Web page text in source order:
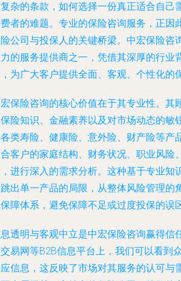
杂的条款，如何选择一份真正适合自己
者的难题。专业的保险咨询服务，正因
公司与投保人的关键桥梁。中宏保险咨
的服务提供商之一，凭借其深厚的行业
为广大客户提供全面、客观、个性化的
保险咨询的核心价值在于其专业性。其
险知识、金融素养以及对市场动态的敏
类寿险、健康险、意外险、财产险等产
客户的家庭结构、财务状况、职业风险
进行深入的需求分析。这种基于专业知
出单一产品的局限，从整体风险管理的
障体系，避免保障不足或过度投保的误
透明与客观中立是中宏保险咨询赢得信
易网等B2B信息平台上，我们可以看到
信息，这反映了市场对其服务的认可与